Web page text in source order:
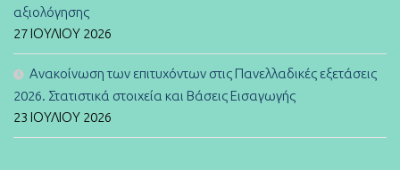
αξιολόγησης
27 ΙΟΥΛΊΟΥ 2026
Ανακοίνωση των επιτυχόντων στις Πανελλαδικές εξετάσεις
2026. Στατιστικά στοιχεία και Βάσεις Εισαγωγής
23 ΙΟΥΛΊΟΥ 2026